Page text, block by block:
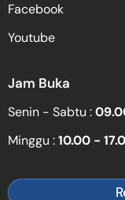
Facebook
Youtube
Jam Buka
Senin - Sabtu :
Minggu :10.00 -